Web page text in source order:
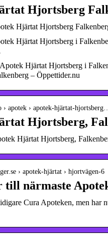
Hjortsberg
Hjärtat Hjortsberg
Hjärtat Hjortsberg i
Hjärtat Hjortsberg i
– Öppettider.nu
apotek › apotek-hjärtat-hjortsberg…
Hjortsberg,
Hjärtat Hjortsberg,
› apotek-hjärtat › hjortvägen-6
till närmaste
Cura Apoteken, men har